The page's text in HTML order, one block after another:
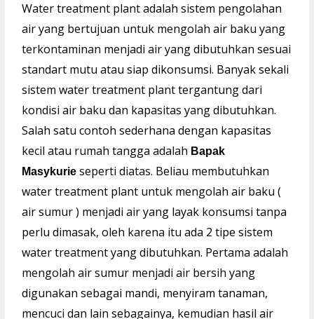
Water treatment plant adalah sistem pengolahan
air yang bertujuan untuk mengolah air baku yang
terkontaminan menjadi air yang dibutuhkan sesuai
standart mutu atau siap dikonsumsi. Banyak sekali
sistem water treatment plant tergantung dari
kondisi air baku dan kapasitas yang dibutuhkan.
Salah satu contoh sederhana dengan kapasitas
kecil atau rumah tangga adalah Bapak
Masykurieseperti diatas. Beliau membutuhkan
water treatment plant untuk mengolah air baku (
air sumur ) menjadi air yang layak konsumsi tanpa
perlu dimasak, oleh karena itu ada 2 tipe sistem
water treatment yang dibutuhkan. Pertama adalah
mengolah air sumur menjadi air bersih yang
digunakan sebagai mandi, menyiram tanaman,
mencuci dan lain sebagainya, kemudian hasil air